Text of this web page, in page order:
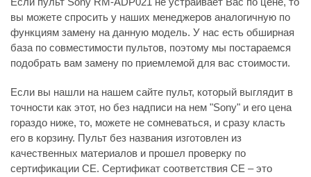
вы можете спросить у наших менеджеров аналогичную по
функциям замену на данную модель. У нас есть обширная
база по совместимости пультов, поэтому мы постараемся
подобрать вам замену по приемлемой для вас стоимости.
Если вы нашли на нашем сайте пульт, который выглядит в
точности как этот, но без надписи на нем "Sony" и его цена
гораздо ниже, то, можете не сомневаться, и сразу класть
его в корзину. Пульт без названия изготовлен из
качественных материалов и прошел проверку по
сертификации CE. Сертификат соответствия СЕ – это